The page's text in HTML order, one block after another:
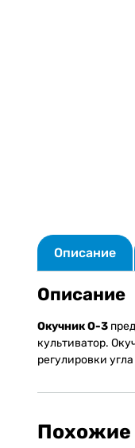
Описание
Описание
Окучник О-3
культиватор.
регулировки
Похожие